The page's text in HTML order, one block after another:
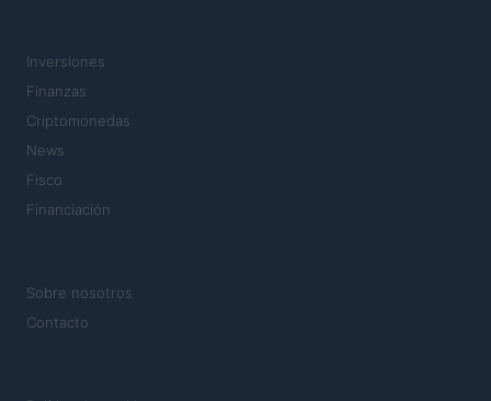
Inversiones
Finanzas
Criptomonedas
News
Fisco
Financiación
Sobre nosotros
Contacto